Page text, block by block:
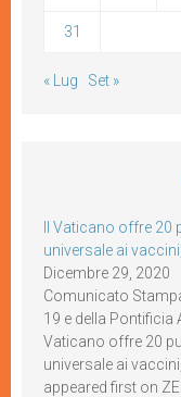
31
« Lug Set »
Il Vaticano offre
universale ai
Dicembre 29, 2020
Comunicato
19 e della Pontificia
Vaticano offre 20
universale ai
appeared first on